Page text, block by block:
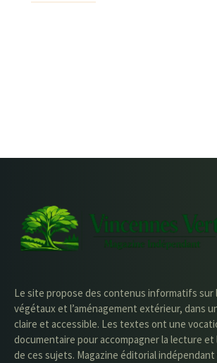
Le site propose des contenus informatifs sur
végétaux et l’aménagement extérieur, dans
claire et accessible. Les textes ont une
documentaire pour accompagner la lecture et
de ces sujets. Magazine éditorial